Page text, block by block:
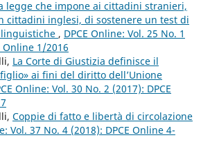
legge che impone ai cittadini stranieri,
cittadini inglesi, di sostenere un test di
, DPCE Online: Vol. 25 No. 1
Online 1/2016
La Corte di Giustizia definisce il
ai fini del diritto dell’Unione
Online: Vol. 30 No. 2 (2017): DPCE
Coppie di fatto e libertà di circolazione
Vol. 37 No. 4 (2018): DPCE Online 4-